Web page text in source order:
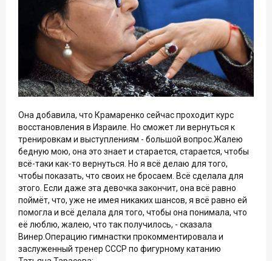
Она добавила, что Крамаренко сейчас проходит курс
восстановления в Израиле. Но сможет ли вернуться к
тренировкам и выступлениям - большой вопрос.Жалею
бедную мою, она это знает и старается, старается, чтобы
всё-таки как-то вернуться. Но я всё делаю для того,
чтобы показать, что своих не бросаем. Всё сделала для
этого. Если даже эта девочка закончит, она всё равно
поймёт, что, уже не имея никаких шансов, я всё равно ей
помогла и всё делала для того, чтобы она понимала, что
её люблю, жалею, что так получилось, - сказала
Винер.Операцию гимнастки прокомментировала и
заслуженный тренер СССР по фигурному катанию